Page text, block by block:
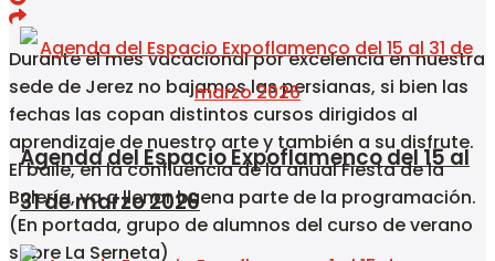
Agenda del Espacio Expoflamenco del 15 al
31 de marzo 2026
Durante el mes vacacional por excelencia en nuestra
sede de Jerez no bajamos las persianas, si bien las
fechas las copan distintos cursos dirigidos al
aprendizaje de nuestro arte y también a su disfrute.
El baile, en la confluencia de la anual Fiesta de la
Bulería, va a llenar buena parte de la programación.
(En portada, grupo de alumnos del curso de verano
sobre La Serneta)